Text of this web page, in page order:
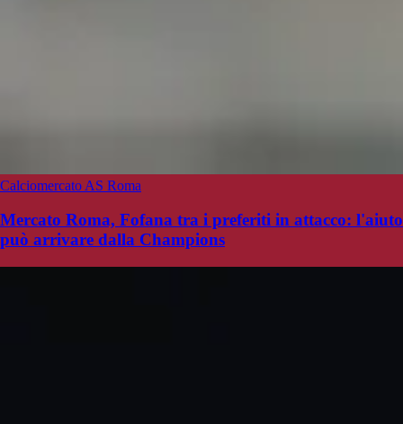
Calciomercato AS Roma
Mercato Roma, Fofana tra i preferiti in attacco: l'aiuto
può arrivare dalla Champions